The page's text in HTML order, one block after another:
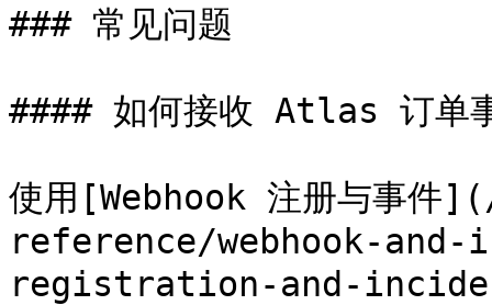
### 常见问题
#### 如何接收 Atlas 订单
使用[Webhook 注册与事
reference/webhook-
registration-and-